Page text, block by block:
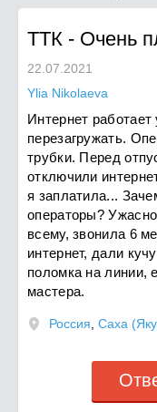
ТТК - Очень
22.07.2021
Ylia Nikolaeva
Интернет
перезагружать.
трубки. Перед
отключили
я заплатила...
операторы?
всему, звонила 6
интернет, дали
поломка на линии,
мастера.
Россия Саха